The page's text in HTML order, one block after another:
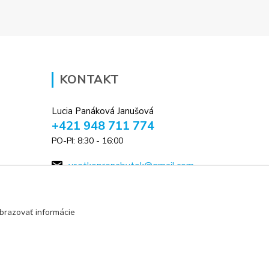
KONTAKT
Lucia Panáková Janušová
+421 948 711 774
PO-PI: 8:30 - 16:00
vsetkoprenabytok@gmail.com
informácie